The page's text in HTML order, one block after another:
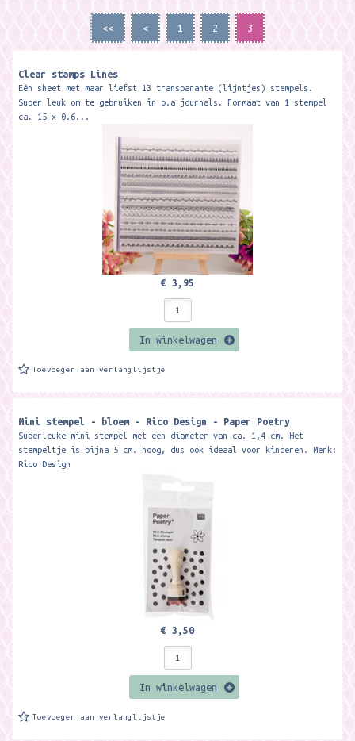
<< < 1 2 3
Clear stamps Lines
Eén sheet met maar liefst 13 transparante (lijntjes) stempels.
Super leuk om te gebruiken in o.a journals. Formaat van 1 stempel
ca. 15 x 0.6...
€ 3,95
In winkelwagen
Toevoegen aan verlanglijstje
Mini stempel - bloem - Rico Design - Paper Poetry
Superleuke mini stempel met een diameter van ca. 1,4 cm. Het
stempeltje is bijna 5 cm. hoog, dus ook ideaal voor kinderen. Merk:
Rico Design
€ 3,50
In winkelwagen
Toevoegen aan verlanglijstje